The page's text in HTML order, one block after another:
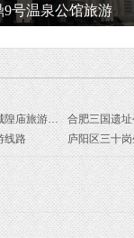
9号温泉公馆旅游
庐州府城隍庙旅游线路
线路